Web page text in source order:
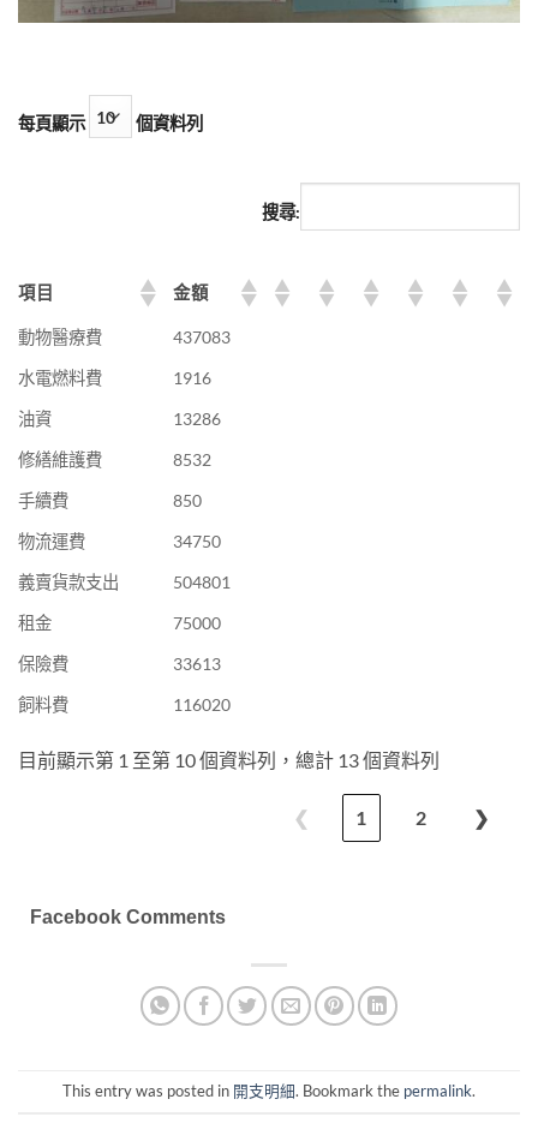
每頁顯示 個資料列
搜尋:
項目 金額
動物醫療費
437083
水電燃料費
1916
油資
13286
修繕維護費
8532
手續費
850
物流運費
34750
義賣貨款支出
504801
租金
75000
保險費
33613
飼料費
116020
目前顯示第 1 至第 10 個資料列，總計 13 個資料列
❮ 1 2 ❯
Facebook Comments
This entry was posted in 開支明細. Bookmark the permalink.